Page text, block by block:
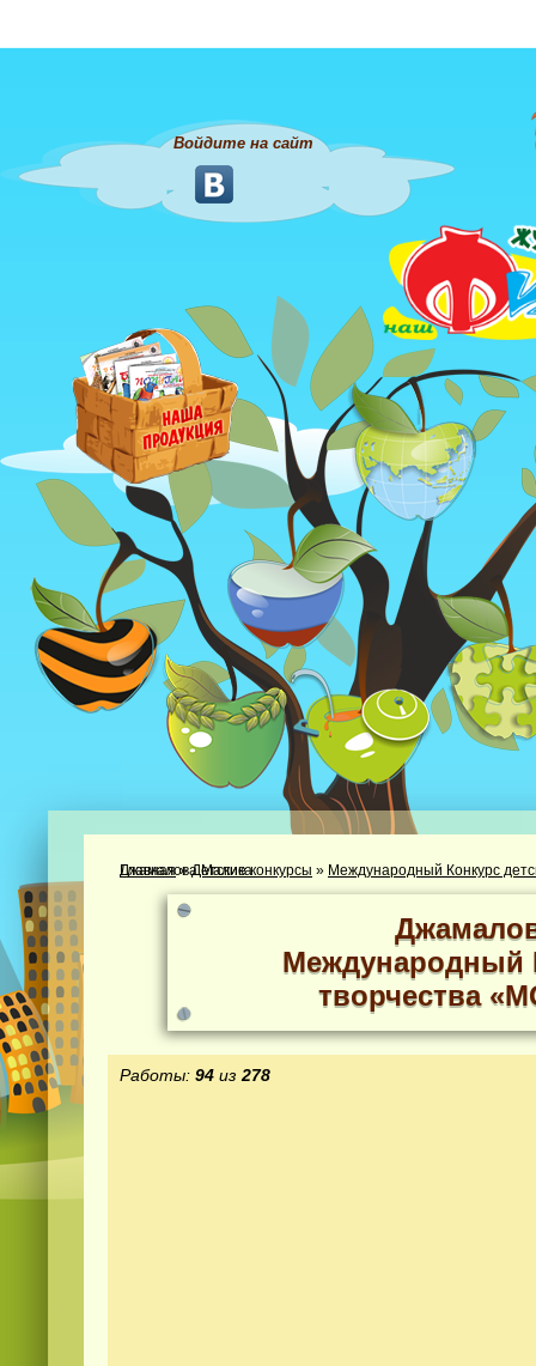
Войдите на сайт
Главная»Детские конкурсы » Международный Конкурс
Участник: Джамалова Малика
Международный
творчества
Работы: 94 из 278